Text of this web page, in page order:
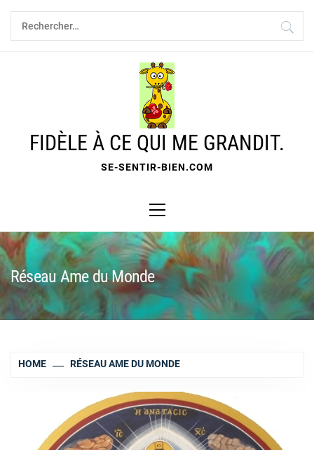
Skip
content
Rechercher :
FIDÈLE À CE QUI ME GRANDIT.
SE-SENTIR-BIEN.COM
Menu
Réseau Ame du Monde
HOME RÉSEAU AME DU MONDE